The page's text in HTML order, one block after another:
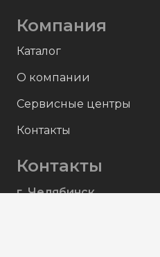
Компания
Каталог
О компании
Сервисные центры
Контакты
Контакты
г. Челябинск,